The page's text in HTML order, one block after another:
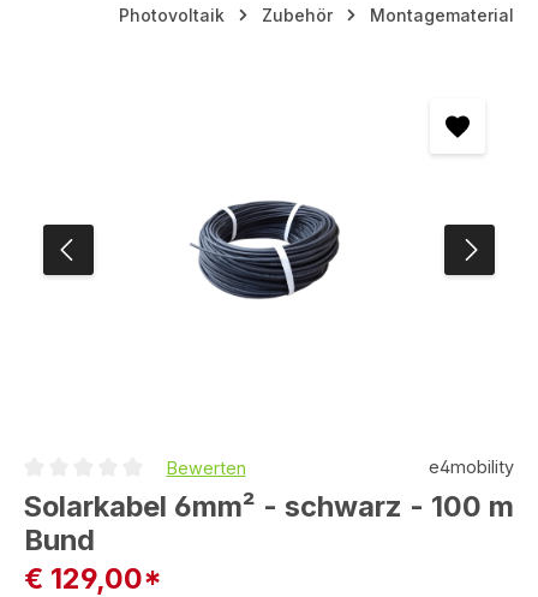
Photovoltaik Zubehör Montagematerial
Durchschnittliche Bewertung von 0 von 5 Sternen
Bewerten e4mobility
Solarkabel 6mm² - schwarz - 100 m
Bund
€ 129,00*